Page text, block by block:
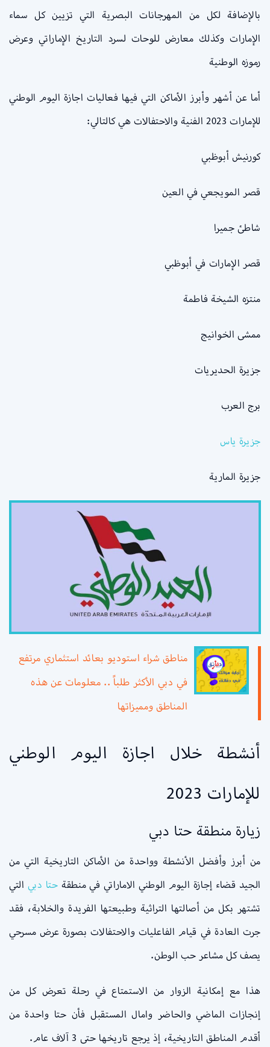
بالإضافة لكل من المهرجانات البصرية التي تزيين كل سماء
الإمارات وكذلك معارض للوحات لسرد التاريخ الإماراتي وعرض
رموزه الوطنية
أما عن أشهر وأبرز الأماكن التي فيها فعاليات اجازة اليوم الوطني
للإمارات 2023 الفنية والاحتفالات هي كالتالي:
كورنيش أبوظبي
قصر المويجعي في العين
شاطئ جميرا
قصر الإمارات في أبوظبي
منتزه الشيخة فاطمة
ممشى الخوانيج
جزيرة الحديريات
برج العرب
جزيرة ياس
جزيرة المارية
مناطق شراء استوديو بعائد استثماري مرتفع
في دبي الأكثر طلباً .. معلومات عن هذه
المناطق ومميزاتها
أنشطة خلال اجازة اليوم الوطني
للإمارات 2023
زيارة منطقة حتا دبي
من أبرز وأفضل الأنشطة وواحدة من الأماكن التاريخية التي من
الجيد قضاء إجازة اليوم الوطني الاماراتي في منطقة حتا دبي التي
تشتهر بكل من أصالتها التراثية وطبيعتها الفريدة والخلابة، فقد
جرت العادة في قيام الفاعليات والاحتفالات بصورة عرض مسرحي
يصف كل مشاعر حب الوطن.
هذا مع إمكانية الزوار من الاستمتاع في رحلة تعرض كل من
إنجازات الماضي والحاضر وامال المستقبل فأن حتا واحدة من
أقدم المناطق التاريخية، إذ يرجع تاريخها حتى 3 آلاف عام.